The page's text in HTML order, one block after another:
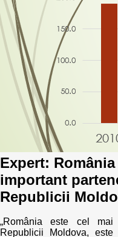
Reports
Projects in progres
Implemented projects
Procedures manual
Notes & positions
Institutional Charter IDIS
Announcements
IDIS International
Best parctices
Governance transparency
Sociometric Laboratory
People Watch
National Business
Democratic process
15 minutes of economic
Hybrid power
Expert:
important
Republicii
„România este cel mai
Republicii Moldova,